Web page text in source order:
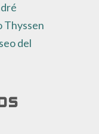
Thyssen
del